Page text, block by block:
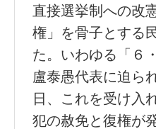
直接選挙制への改
権」を骨子とする
た。いわゆる「６
盧泰愚代表に迫ら
日、これを受け入
犯の赦免と復権が